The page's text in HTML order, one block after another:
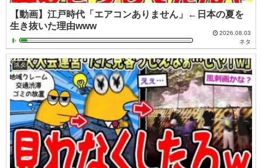
【動画】江戸時代「エアコンありません」←日本の夏を
生き抜いた理由www
2026.08.03
ネタ
ネタ